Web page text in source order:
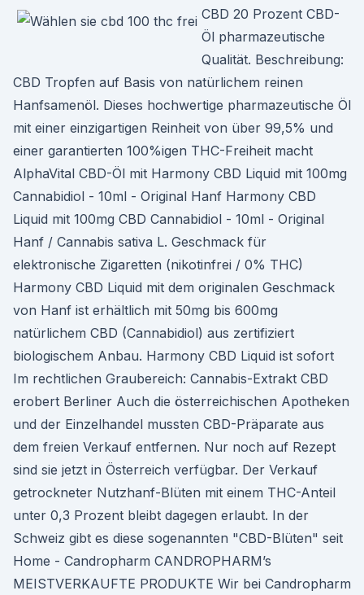
CBD 20 Prozent CBD-
Öl pharmazeutische
Qualität. Beschreibung:
CBD Tropfen auf Basis von natürlichem reinen
Hanfsamenöl. Dieses hochwertige pharmazeutische Öl
mit einer einzigartigen Reinheit von über 99,5% und
einer garantierten 100%igen THC-Freiheit macht
AlphaVital CBD-Öl mit Harmony CBD Liquid mit 100mg
Cannabidiol - 10ml - Original Hanf Harmony CBD
Liquid mit 100mg CBD Cannabidiol - 10ml - Original
Hanf / Cannabis sativa L. Geschmack für
elektronische Zigaretten (nikotinfrei / 0% THC)
Harmony CBD Liquid mit dem originalen Geschmack
von Hanf ist erhältlich mit 50mg bis 600mg
natürlichem CBD (Cannabidiol) aus zertifiziert
biologischem Anbau. Harmony CBD Liquid ist sofort
Im rechtlichen Graubereich: Cannabis-Extrakt CBD
erobert Berliner Auch die österreichischen Apotheken
und der Einzelhandel mussten CBD-Präparate aus
dem freien Verkauf entfernen. Nur noch auf Rezept
sind sie jetzt in Österreich verfügbar. Der Verkauf
getrockneter Nutzhanf-Blüten mit einem THC-Anteil
unter 0,3 Prozent bleibt dagegen erlaubt. In der
Schweiz gibt es diese sogenannten "CBD-Blüten" seit
Home - Candropharm CANDROPHARM’s
MEISTVERKAUFTE PRODUKTE Wir bei Candropharm